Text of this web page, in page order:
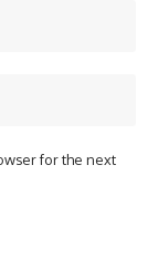
for the next